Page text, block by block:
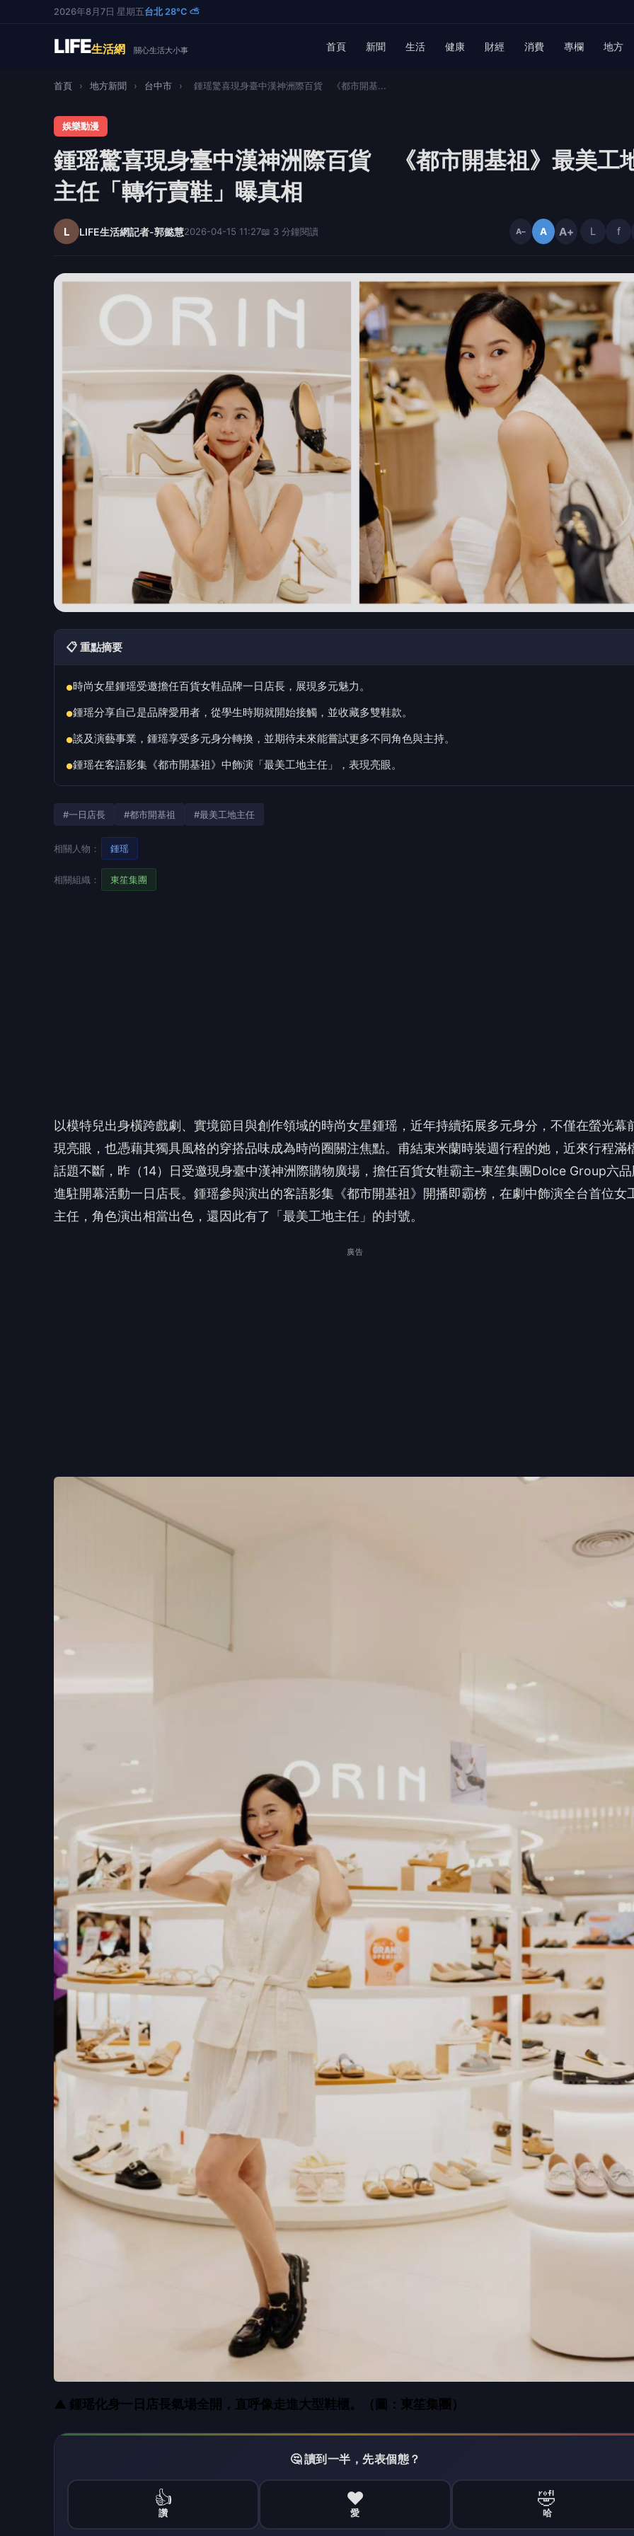
2026年8月7日 星期五台北 28°C ⛅
LIFE生活網 關心生活大小事 首頁 新聞 生活 健康 財經 消費 專欄 地方
首頁 › 地方新聞 › 台中市 › 鍾瑶驚喜現身臺中漢神洲際百貨 《都市開基...
娛樂動漫
鍾瑶驚喜現身臺中漢神洲際百貨 《都市開基祖》最美工
主任「轉行賣鞋」曝真相
L LIFE生活網記者-郭懿慧2026-04-15 11:27📖 3 分鐘閱讀 A− A A+ L f
📋 重點摘要
●時尚女星鍾瑶受邀擔任百貨女鞋品牌一日店長，展現多元魅力。
●鍾瑶分享自己是品牌愛用者，從學生時期就開始接觸，並收藏多雙鞋款。
●談及演藝事業，鍾瑶享受多元身分轉換，並期待未來能嘗試更多不同角色與主持。
●鍾瑶在客語影集《都市開基祖》中飾演「最美工地主任」，表現亮眼。
#一日店長 #都市開基祖 #最美工地主任
相關人物： 鍾瑶
相關組織： 東笙集團
▲ 鍾瑶化身一日店長氣場全開，直呼像走進大型鞋櫃。（圖：東笙集團）
還沒有人反應，當第一個!
此次開幕活動集團特別邀請鍾瑶擔任一日店長站台，談到合作的契機，鍾瑶笑說，「女人的鞋永遠不嫌
多！」她形容這次的活動彷彿走進一個「超大型鞋櫃」，能一次挑選到各種不同風格與設計的鞋款，「
大家來到這裡，就像在逛自己的鞋櫃一樣，可以很自在地找到適合自己的那雙鞋。」